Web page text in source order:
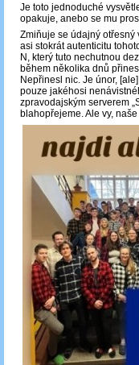
Je toto jednoduché
opakuje, anebo se mu
Zmiňuje se údajný otřesný
asi stokrát autenticitu
N, který tuto nechutnou
během několika dnů
Nepřinesl nic. Je únor,
pouze jakéhosi
zpravodajským serverem
blahopřejeme. Ale vy,